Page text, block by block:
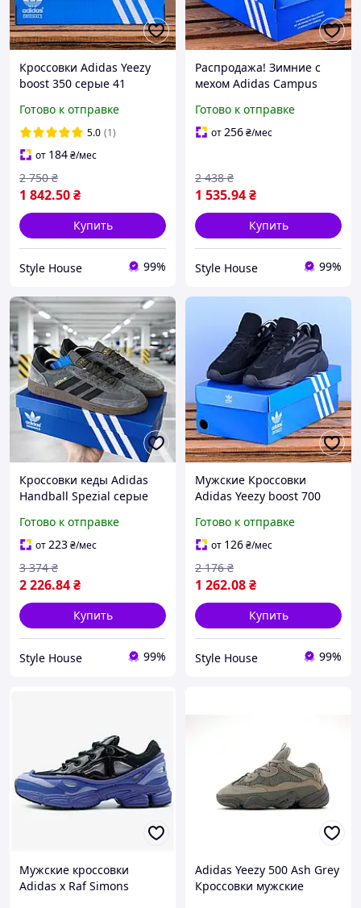
Кроссовки Adidas Yeezy
boost 350 серые 41
Готово к отправке
5.0 (1)
от 184₴/мес
1 842.50₴
2 750 ₴
Купить
Style House 99%
Распродажа! Зимние с
мехом Adidas Campus
см)
Готово к отправке
от256₴/мес
1 535.94₴
2 438 ₴
Купить
Style House 99%
Кроссовки кеды Adidas
Handball Spezial серые
Готово к отправке
от223₴/мес
2 226.84₴
3 374 ₴
Купить
Style House 99%
Мужские Кроссовки
Adidas Yeezy boost 700
Готово к отправке
от 126₴/мес
1 262.08₴
2 176 ₴
Купить
Style House 99%
Мужские кроссовки
Adidas x Raf Simons
Adidas Yeezy 500 Ash Grey
Кроссовки мужские